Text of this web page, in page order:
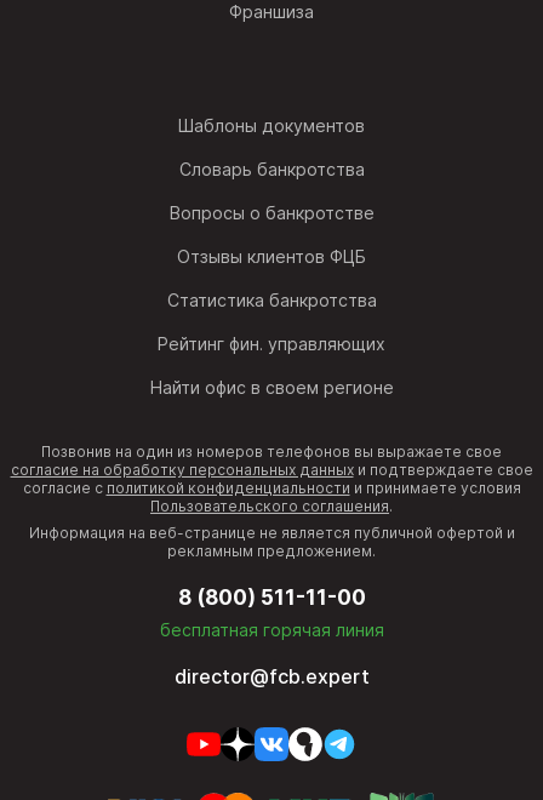
Франшиза
Шаблоны документов
Словарь банкротства
Вопросы о банкротстве
Отзывы клиентов ФЦБ
Статистика банкротства
Рейтинг фин. управляющих
Найти офис в своем регионе
Позвонив на один из номеров телефонов вы выражаете свое
согласие на обработку персональных данныхи подтверждаете свое
согласие с политикой конфиденциальности и принимаете условия
Пользовательского соглашения.
Информация на веб-странице не является публичной офертой и
рекламным предложением.
8 (800) 511-11-00
бесплатная горячая линия
director@fcb.expert